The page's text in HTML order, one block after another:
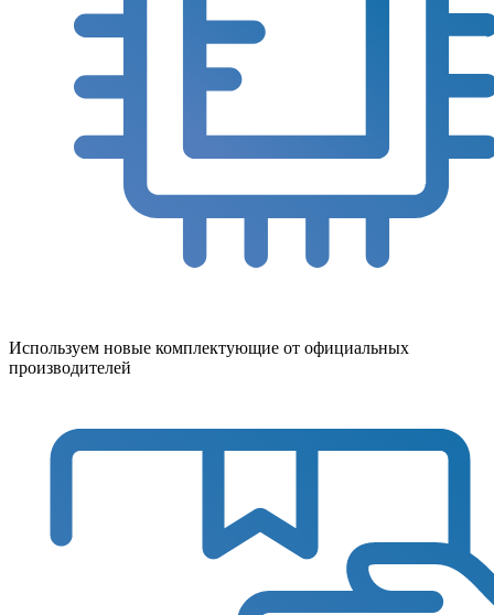
Используем новые комплектующие от официальных
производителей